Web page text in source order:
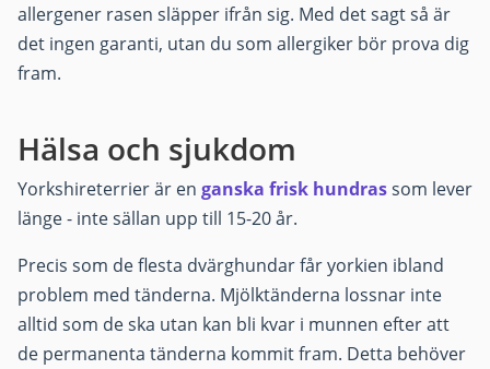
allergener rasen släpper ifrån sig. Med det sagt så är
det ingen garanti, utan du som allergiker bör prova dig
fram.
Hälsa och sjukdom
Yorkshireterrier är en ganska frisk hundrassom lever
länge - inte sällan upp till 15-20 år.
Precis som de flesta dvärghundar får yorkien ibland
problem med tänderna. Mjölktänderna lossnar inte
alltid som de ska utan kan bli kvar i munnen efter att
de permanenta tänderna kommit fram. Detta behöver